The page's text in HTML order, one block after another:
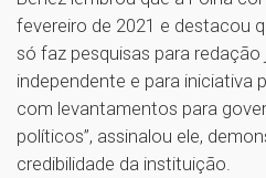
fevereiro de 2021 e destacou
só faz pesquisas para
independente e para iniciativa
com levantamentos para
políticos”, assinalou ele,
credibilidade da instituição.